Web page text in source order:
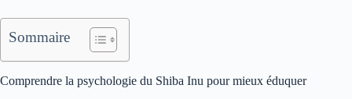
Sommaire
Comprendre la psychologie du Shiba Inu pour mieux éduquer